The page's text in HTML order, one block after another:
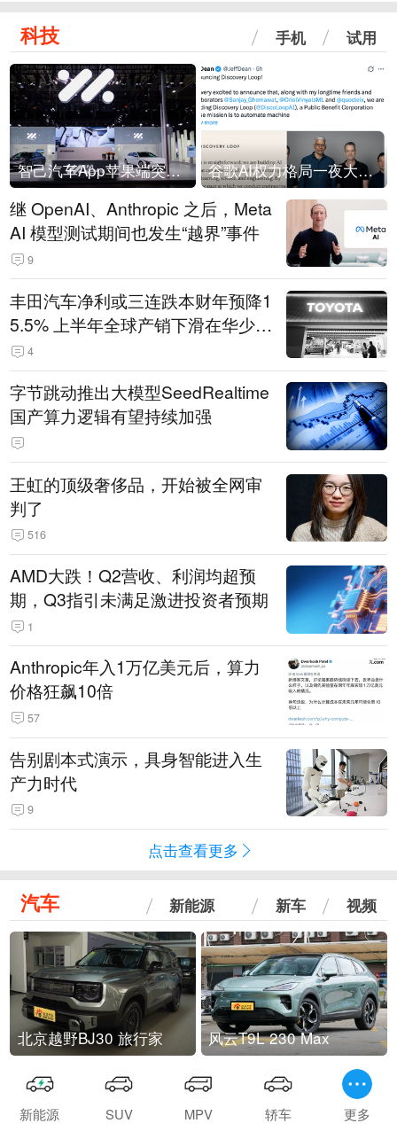
科技 手机 试用
智己汽车App苹果端突然“下架” 谷歌AI权力格局一夜大洗牌
继 OpenAI、Anthropic 之后，Meta
AI 模型测试期间也发生“越界”事件
9
丰田汽车净利或三连跌本财年预降1
5.5% 上半年全球产销下滑在华少卖
14.3万辆
4
字节跳动推出大模型SeedRealtime
国产算力逻辑有望持续加强
王虹的顶级奢侈品，开始被全网审
判了
516
AMD大跌！Q2营收、利润均超预
期，Q3指引未满足激进投资者预期
1
Anthropic年入1万亿美元后，算力
价格狂飙10倍
57
告别剧本式演示，具身智能进入生
产力时代
9
点击查看更多
汽车 新能源 新车 视频
北京越野BJ30 旅行家 风云T9L 230 Max
新能源 SUV MPV 轿车 更多